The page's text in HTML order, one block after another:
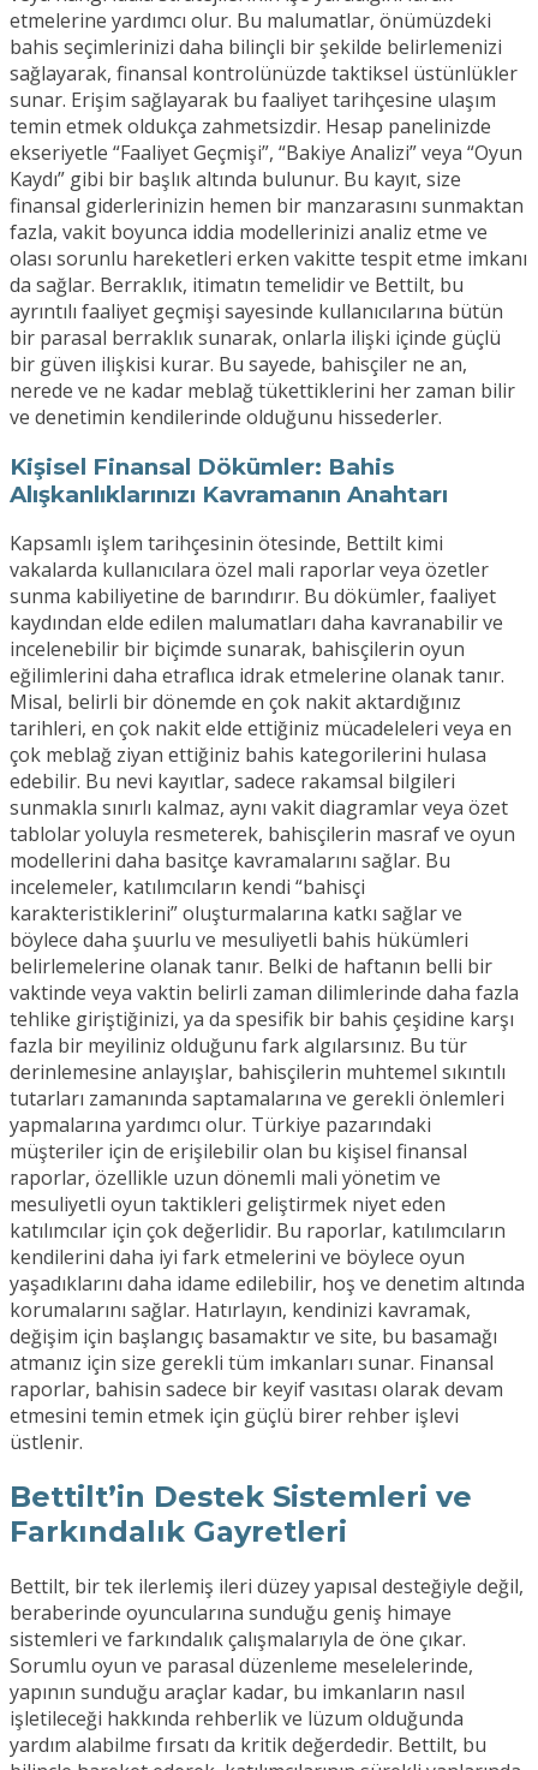
etmelerine yardımcı olur. Bu malumatlar, önümüzdeki
bahis seçimlerinizi daha bilinçli bir şekilde belirlemenizi
sağlayarak, finansal kontrolünüzde taktiksel üstünlükler
sunar. Erişim sağlayarak bu faaliyet tarihçesine ulaşım
temin etmek oldukça zahmetsizdir. Hesap panelinizde
ekseriyetle “Faaliyet Geçmişi”, “Bakiye Analizi” veya “Oyun
Kaydı” gibi bir başlık altında bulunur. Bu kayıt, size
finansal giderlerinizin hemen bir manzarasını sunmaktan
fazla, vakit boyunca iddia modellerinizi analiz etme ve
olası sorunlu hareketleri erken vakitte tespit etme imkanı
da sağlar. Berraklık, itimatın temelidir ve Bettilt, bu
ayrıntılı faaliyet geçmişi sayesinde kullanıcılarına bütün
bir parasal berraklık sunarak, onlarla ilişki içinde güçlü
bir güven ilişkisi kurar. Bu sayede, bahisçiler ne an,
nerede ve ne kadar meblağ tükettiklerini her zaman bilir
ve denetimin kendilerinde olduğunu hissederler.
Kişisel Finansal Dökümler: Bahis
Alışkanlıklarınızı Kavramanın Anahtarı
Kapsamlı işlem tarihçesinin ötesinde, Bettilt kimi
vakalarda kullanıcılara özel mali raporlar veya özetler
sunma kabiliyetine de barındırır. Bu dökümler, faaliyet
kaydından elde edilen malumatları daha kavranabilir ve
incelenebilir bir biçimde sunarak, bahisçilerin oyun
eğilimlerini daha etraflıca idrak etmelerine olanak tanır.
Misal, belirli bir dönemde en çok nakit aktardığınız
tarihleri, en çok nakit elde ettiğiniz mücadeleleri veya en
çok meblağ ziyan ettiğiniz bahis kategorilerini hulasa
edebilir. Bu nevi kayıtlar, sadece rakamsal bilgileri
sunmakla sınırlı kalmaz, aynı vakit diagramlar veya özet
tablolar yoluyla resmeterek, bahisçilerin masraf ve oyun
modellerini daha basitçe kavramalarını sağlar. Bu
incelemeler, katılımcıların kendi “bahisçi
karakteristiklerini” oluşturmalarına katkı sağlar ve
böylece daha şuurlu ve mesuliyetli bahis hükümleri
belirlemelerine olanak tanır. Belki de haftanın belli bir
vaktinde veya vaktin belirli zaman dilimlerinde daha fazla
tehlike giriştiğinizi, ya da spesifik bir bahis çeşidine karşı
fazla bir meyiliniz olduğunu fark algılarsınız. Bu tür
derinlemesine anlayışlar, bahisçilerin muhtemel sıkıntılı
tutarları zamanında saptamalarına ve gerekli önlemleri
yapmalarına yardımcı olur. Türkiye pazarındaki
müşteriler için de erişilebilir olan bu kişisel finansal
raporlar, özellikle uzun dönemli mali yönetim ve
mesuliyetli oyun taktikleri geliştirmek niyet eden
katılımcılar için çok değerlidir. Bu raporlar, katılımcıların
kendilerini daha iyi fark etmelerini ve böylece oyun
yaşadıklarını daha idame edilebilir, hoş ve denetim altında
korumalarını sağlar. Hatırlayın, kendinizi kavramak,
değişim için başlangıç basamaktır ve site, bu basamağı
atmanız için size gerekli tüm imkanları sunar. Finansal
raporlar, bahisin sadece bir keyif vasıtası olarak devam
etmesini temin etmek için güçlü birer rehber işlevi
üstlenir.
Bettilt’in Destek Sistemleri ve
Farkındalık Gayretleri
Bettilt, bir tek ilerlemiş ileri düzey yapısal desteğiyle değil,
beraberinde oyuncularına sunduğu geniş himaye
sistemleri ve farkındalık çalışmalarıyla de öne çıkar.
Sorumlu oyun ve parasal düzenleme meselelerinde,
yapının sunduğu araçlar kadar, bu imkanların nasıl
işletileceği hakkında rehberlik ve lüzum olduğunda
yardım alabilme fırsatı da kritik değerdedir. Bettilt, bu